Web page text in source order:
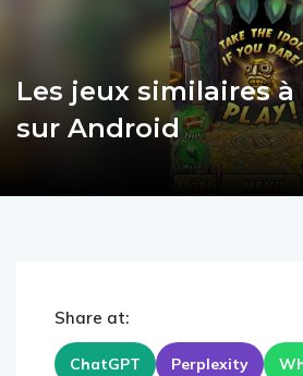
Les jeux similaires à
sur Android
Share at: